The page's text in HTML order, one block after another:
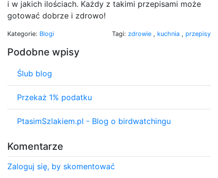
i w jakich ilościach. Każdy z takimi przepisami może
gotować dobrze i zdrowo!
Kategorie: Blogi Tagi: zdrowie , kuchnia , przepisy
Podobne wpisy
Ślub blog
Przekaż 1% podatku
PtasimSzlakiem.pl - Blog o birdwatchingu
Komentarze
Zaloguj się, by skomentować